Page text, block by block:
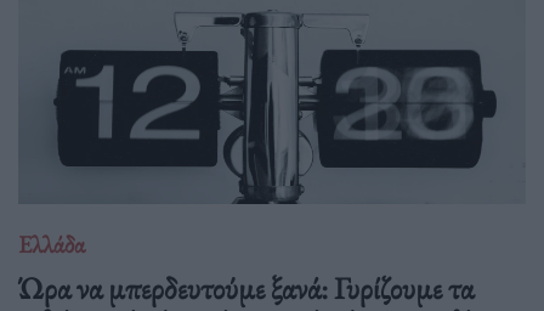
Ελλάδα
Ώρα να μπερδευτούμε ξανά: Γυρίζουμε τα